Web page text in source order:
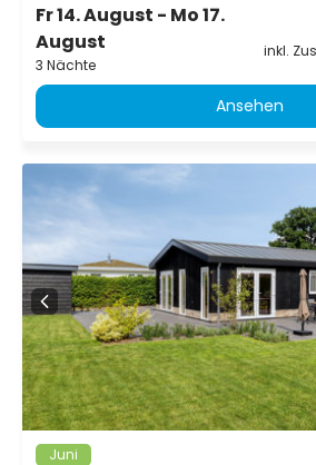
Fr 14. August - Mo 17.
August
3 Nächte
inkl.
Ansehen
Juni